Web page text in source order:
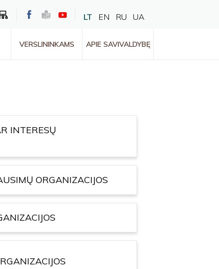
LT EN RU UA
VERSLININKAMS APIE SAVIVALDYBĘ
INTERESŲ
ORGANIZACIJOS